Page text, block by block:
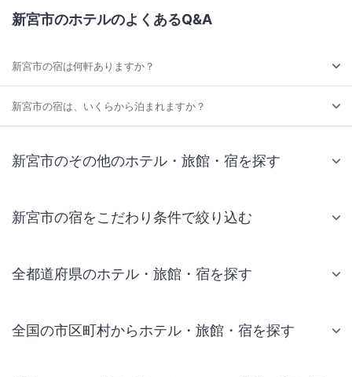
新宮市のホテルのよくあるQ&A
新宮市の宿は何軒ありますか？
新宮市の宿は、いくらから泊まれますか？
新宮市のその他のホテル・旅館・宿を探す
新宮市の宿をこだわり条件で絞り込む
全都道府県のホテル・旅館・宿を探す
全国の市区町村からホテル・旅館・宿を探す